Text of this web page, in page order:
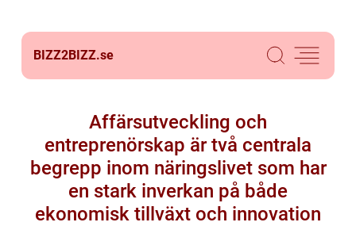
BIZZ2BIZZ.se
Affärsutveckling och
entreprenörskap är två centrala
begrepp inom näringslivet som har
en stark inverkan på både
ekonomisk tillväxt och innovation